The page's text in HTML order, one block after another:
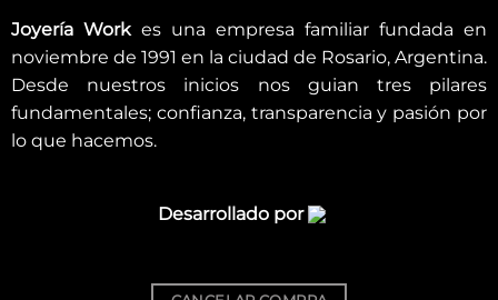
Joyería Workes una empresa familiar fundada en
noviembre de 1991 en la ciudad de Rosario, Argentina.
Desde nuestros inicios nos guian tres pilares
fundamentales; confianza, transparencia y pasión por
lo que hacemos.
Desarrollado por